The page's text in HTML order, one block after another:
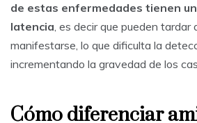
de estas enfermedades tienen
latencia, es decir que pueden tardar
manifestarse, lo que dificulta la
incrementando la gravedad de los
Cómo diferenciar